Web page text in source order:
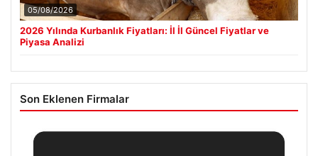
05/08/2026
2026 Yılında Kurbanlık Fiyatları: İl İl Güncel Fiyatlar ve
Piyasa Analizi
Son Eklenen Firmalar